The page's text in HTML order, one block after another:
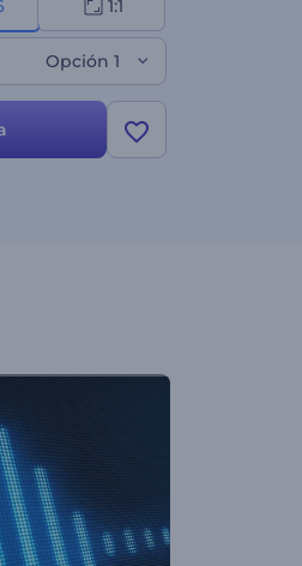
y comparte tu
música para ganar
plantilla ahora!
1:1
Opción 1